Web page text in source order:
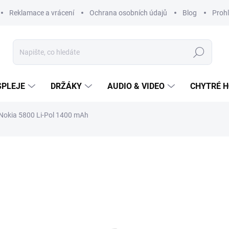
Reklamace a vrácení Ochrana osobních údajů Blog
Hledat
DRŽÁKY AUDIO & VIDEO CHYTRÉ
5800 Li-Pol 1400 mAh